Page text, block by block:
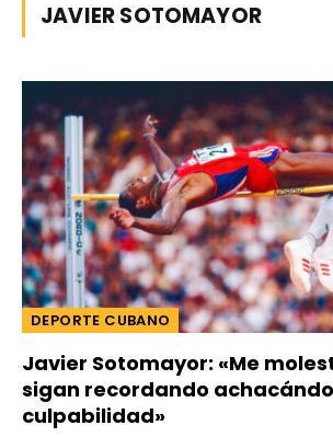
JAVIER SOTOMAYOR
DEPORTE CUBANO
Javier Sotomayor: «Me
sigan recordando
culpabilidad»